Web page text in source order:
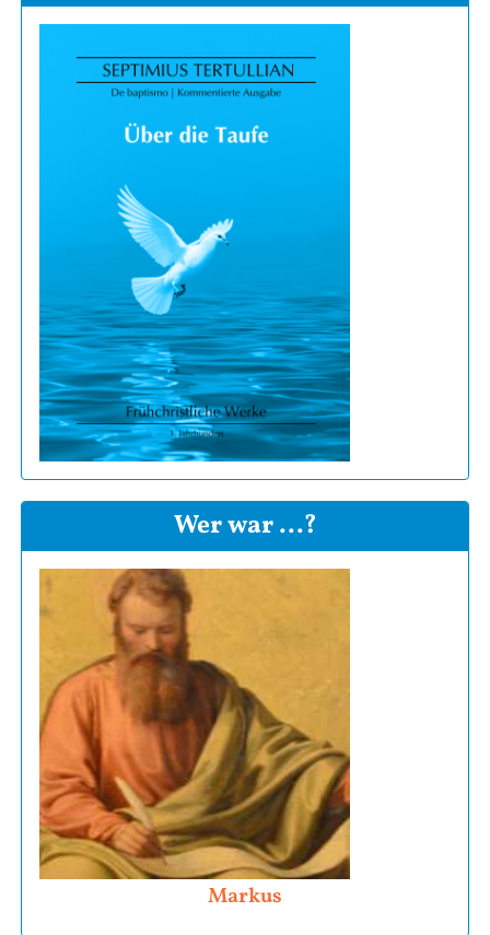
Wer war ...?
Markus